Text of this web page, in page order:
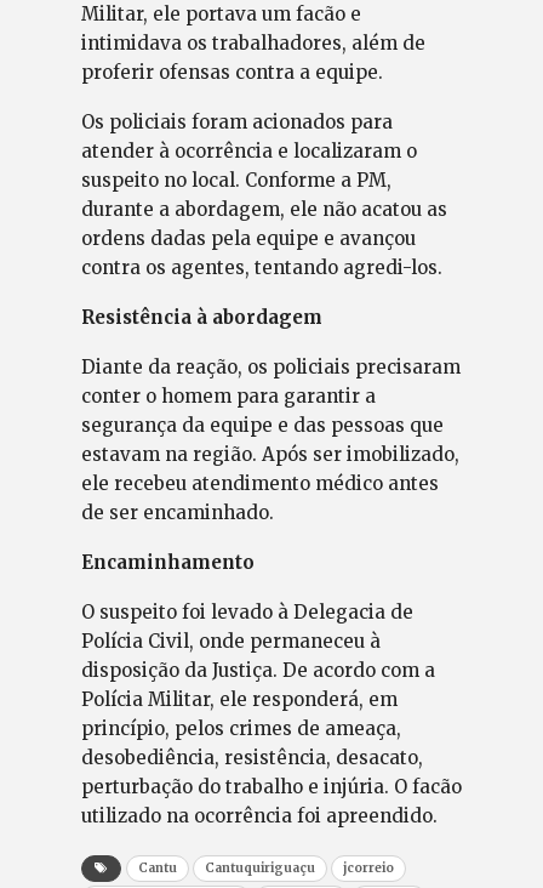
Militar, ele portava um facão e
intimidava os trabalhadores, além de
proferir ofensas contra a equipe.
Os policiais foram acionados para
atender à ocorrência e localizaram o
suspeito no local. Conforme a PM,
durante a abordagem, ele não acatou as
ordens dadas pela equipe e avançou
contra os agentes, tentando agredi-los.
Resistência à abordagem
Diante da reação, os policiais precisaram
conter o homem para garantir a
segurança da equipe e das pessoas que
estavam na região. Após ser imobilizado,
ele recebeu atendimento médico antes
de ser encaminhado.
Encaminhamento
O suspeito foi levado à Delegacia de
Polícia Civil, onde permaneceu à
disposição da Justiça. De acordo com a
Polícia Militar, ele responderá, em
princípio, pelos crimes de ameaça,
desobediência, resistência, desacato,
perturbação do trabalho e injúria. O facão
utilizado na ocorrência foi apreendido.
Cantu Cantuquiriguaçu
jcorreio